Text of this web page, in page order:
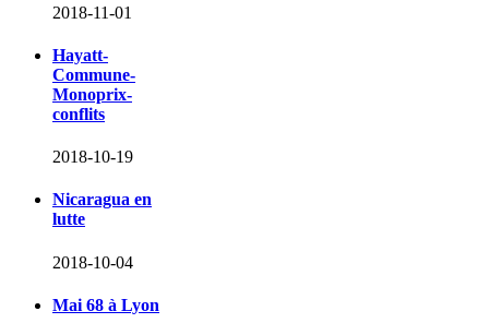
2018-11-01
Hayatt-
Commune-
Monoprix-
conflits
2018-10-19
Nicaragua en
lutte
2018-10-04
Mai 68 à Lyon